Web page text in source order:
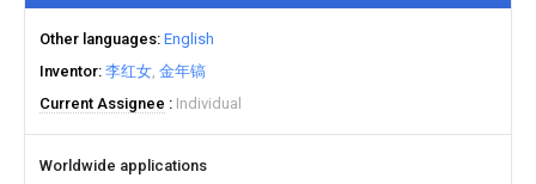
Other languages English
Inventor 李红女 金年镐
Current Assignee
Individual
Worldwide applications